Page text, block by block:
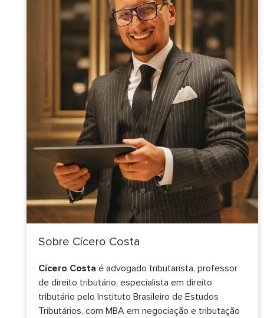
Sobre Cícero Costa
Cícero Costa é advogado tributarista, professor
de direito tributário, especialista em direito
tributário pelo Instituto Brasileiro de Estudos
Tributários, com MBA em negociação e tributação